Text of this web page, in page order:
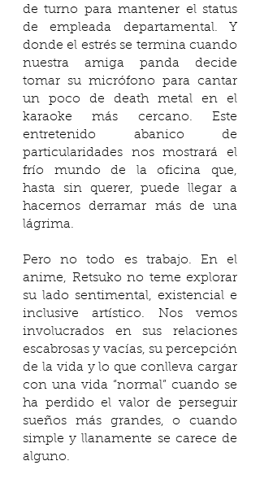
de turno para mantener el status
de empleada departamental. Y
donde el estrés se termina cuando
nuestra amiga panda decide
tomar su micrófono para cantar
un poco de death metal en el
karaoke más cercano. Este
entretenido abanico de
particularidades nos mostrará el
frío mundo de la oficina que,
hasta sin querer, puede llegar a
hacernos derramar más de una
lágrima.
Pero no todo es trabajo. En el
anime, Retsuko no teme explorar
su lado sentimental, existencial e
inclusive artístico. Nos vemos
involucrados en sus relaciones
escabrosas y vacías, su percepción
de la vida y lo que conlleva cargar
con una vida “normal” cuando se
ha perdido el valor de perseguir
sueños más grandes, o cuando
simple y llanamente se carece de
alguno.